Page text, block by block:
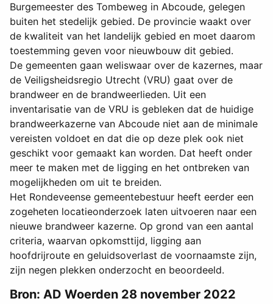
Burgemeester des Tombeweg in Abcoude, gelegen
buiten het stedelijk gebied. De provincie waakt over
de kwaliteit van het landelijk gebied en moet daarom
toestemming geven voor nieuwbouw dit gebied.
De gemeenten gaan weliswaar over de kazernes, maar
de Veiligsheidsregio Utrecht (VRU) gaat over de
brandweer en de brandweerlieden. Uit een
inventarisatie van de VRU is gebleken dat de huidige
brandweerkazerne van Abcoude niet aan de minimale
vereisten voldoet en dat die op deze plek ook niet
geschikt voor gemaakt kan worden. Dat heeft onder
meer te maken met de ligging en het ontbreken van
mogelijkheden om uit te breiden.
Het Rondeveense gemeentebestuur heeft eerder een
zogeheten locatieonderzoek laten uitvoeren naar een
nieuwe brandweer kazerne. Op grond van een aantal
criteria, waarvan opkomsttijd, ligging aan
hoofdrijroute en geluidsoverlast de voornaamste zijn,
zijn negen plekken onderzocht en beoordeeld.
Bron: AD Woerden 28 november 2022